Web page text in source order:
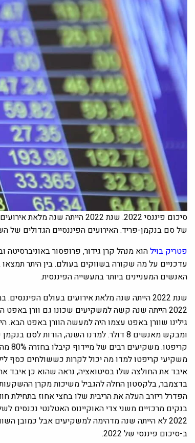
סיכום פיננסי 2022. שנת 2022
של סם בנקמן-פריד. האירועים הפיננסיים הגדולים של
פטריק בוילהוא מנהל קרן גידור, פרופסור
עדכניים על מה שקורה בשווקים בעולם. בין היתר תמצאו
האנשים המעניינים ביותר בתעשייה הפיננסית.
שנת 2022 הייתה שנה מלאת אירועים בעולם הפיננסים. במדיה החברתית כולם היו בחיפוש אחר מטבעות הקריפטו החמים ביותר.
2022 הייתה שנה קשה למשקיעים שכונו גם וורן
גילינו שוורן באפט עצמו היה למעשה הוורן באפט
ומבקש מאנשים 8 דולר. למדנו השנה, הודות
קריפטו. משקיעים רבים של מיידוף קיבלו בחזרה 80% מהכסף שהשקיעו איתו, חלקם אפילו קיבלו את כל כספם בחזרה.
משקיעי קריפטו למדו מה יכול לקרות כששולחים כסף
איבד את החולצה שלו בסיטואציה, נראה שהוא כן איבד
הפדרל ריזרב העלה את הריבית שלו בחצי אחוז בתחילת
בנקים מרכזיים משני צדי האוקיינוס ​​האטלנטי נכנסים
ב-סיכום פיננסי של 2022.